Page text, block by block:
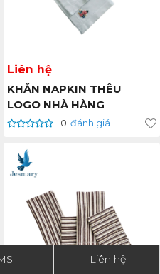
Liên hệ
KHĂN NAPKIN THÊU
LOGO NHÀ HÀNG
0 đánh giá
Liên hệ